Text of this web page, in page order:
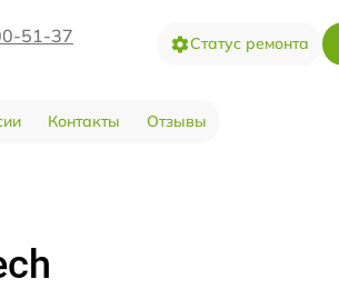
51-37 Статус ремонта
Контакты Отзывы